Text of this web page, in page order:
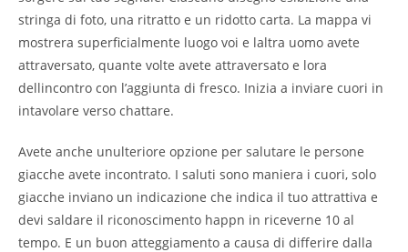
stringa di foto, una ritratto e un ridotto carta. La mappa vi
mostrera superficialmente luogo voi e laltra uomo avete
attraversato, quante volte avete attraversato e lora
dellincontro con l’aggiunta di fresco. Inizia a inviare cuori in
intavolare verso chattare.
Avete anche unulteriore opzione per salutare le persone
giacche avete incontrato. I saluti sono maniera i cuori, solo
giacche inviano un indicazione che indica il tuo attrattiva e
devi saldare il riconoscimento happn in riceverne 10 al
tempo. E un buon atteggiamento a causa di differire dalla